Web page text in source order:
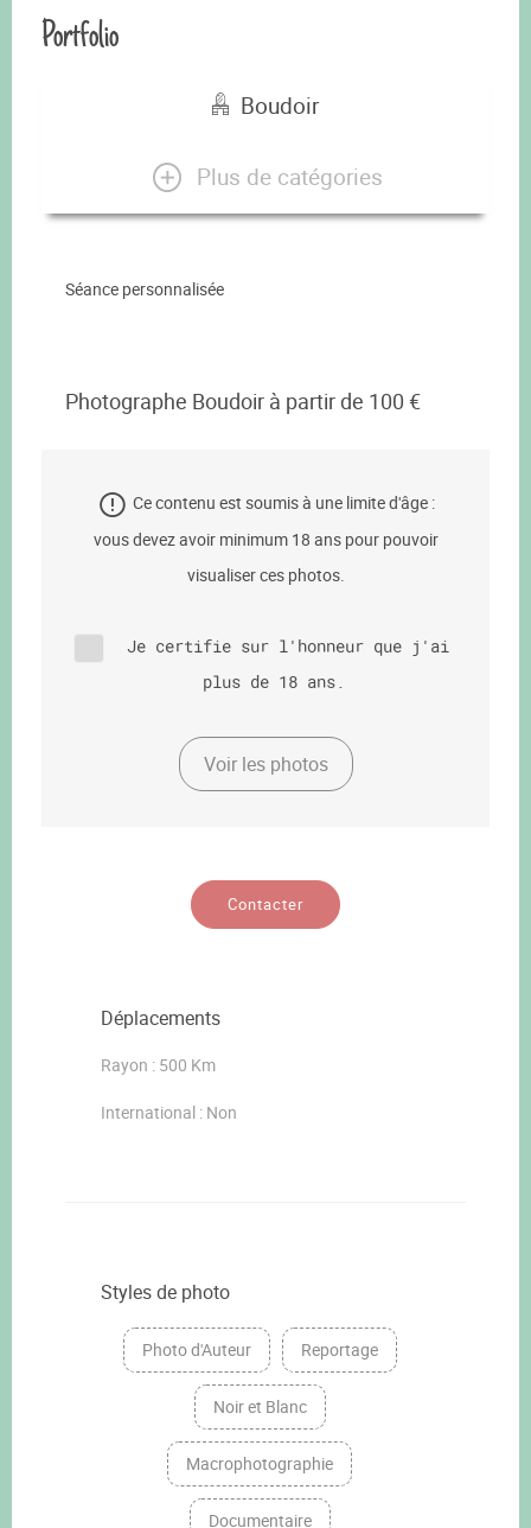
Portfolio
Boudoir
Plus de catégories
Séance personnalisée
Photographe Boudoir à partir de 100 €
Ce contenu est soumis à une limite d'âge :
vous devez avoir minimum 18 ans pour pouvoir
visualiser ces photos.
Je certifie sur l'honneur que j'ai
plus de 18 ans.
Voir les photos
Contacter
Déplacements
Rayon : 500 Km
International : Non
Styles de photo
Photo d'Auteur Reportage
Noir et Blanc
Macrophotographie
Documentaire